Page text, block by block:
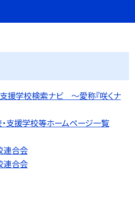
援学校検索ナビ 〜愛称『咲くナ
支援学校等ホームページ一覧
連合会
連合会